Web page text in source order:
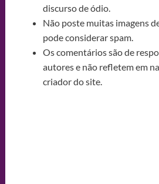
discurso de ódio.
Não poste muitas imagens
pode considerar spam.
Os comentários são de
autores e não refletem em
criador do site.